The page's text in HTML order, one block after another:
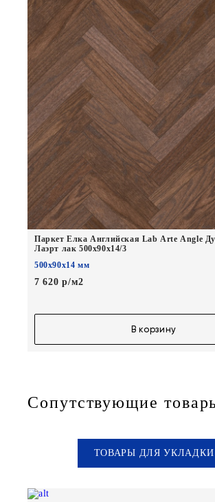
Паркет Елка Английская Lab Arte Angle
Лаэрт лак 500х90х14/3
500х90х14 мм
7 620 р/м2
В корзину
Сопутствующие
ТОВАРЫ ДЛЯ УКЛАДКИ